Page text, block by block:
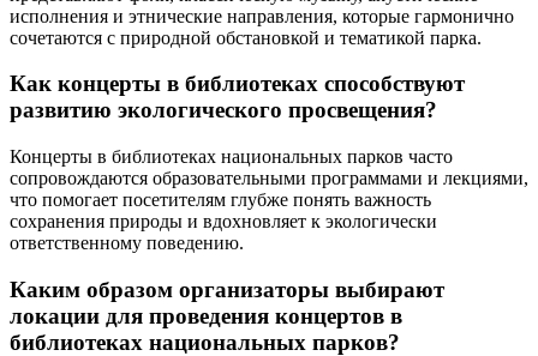
исполнения и этнические направления, которые гармонично
сочетаются с природной обстановкой и тематикой парка.
Как концерты в библиотеках способствуют
развитию экологического просвещения?
Концерты в библиотеках национальных парков часто
сопровождаются образовательными программами и лекциями,
что помогает посетителям глубже понять важность
сохранения природы и вдохновляет к экологически
ответственному поведению.
Каким образом организаторы выбирают
локации для проведения концертов в
библиотеках национальных парков?